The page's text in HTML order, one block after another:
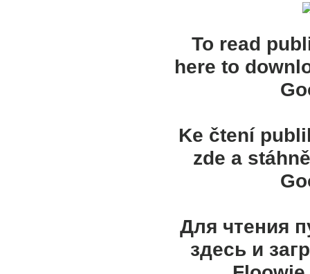
To read
here to
Ke čtení
zde a
Для чтения
здесь и